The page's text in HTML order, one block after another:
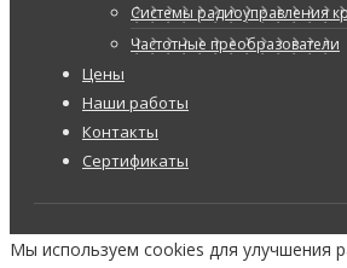
Системы радиоуправления
Частотные преобразователи
Цены
Наши работы
Контакты
Сертификаты
Мы используем cookies для улучшения